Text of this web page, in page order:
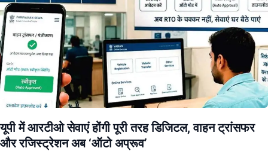
यूपी में आरटीओ सेवाएं होंगी पूरी तरह डिजिटल, वाहन ट्रांसफर
और रजिस्ट्रेशन अब ‘ऑटो अप्रूव’